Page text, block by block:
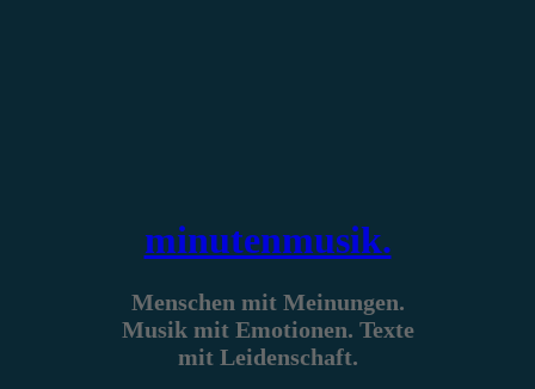
minutenmusik.
Menschen mit Meinungen.
Musik mit Emotionen. Texte
mit Leidenschaft.